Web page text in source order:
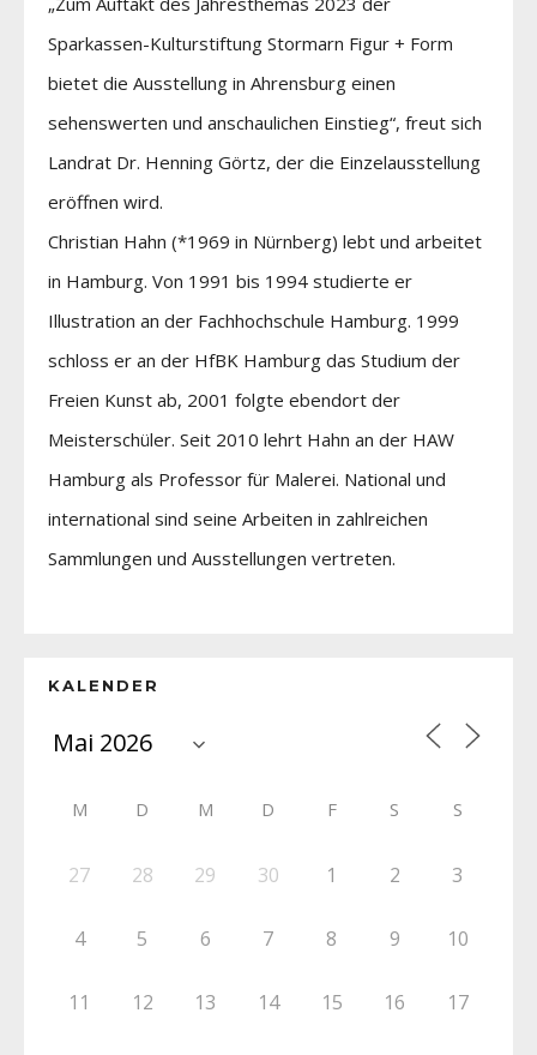
Sparkassen-Kulturstiftung Stormarn Figur + Form
bietet die Ausstellung in Ahrensburg einen
sehenswerten und anschaulichen Einstieg“, freut sich
Landrat Dr. Henning Görtz, der die Einzelausstellung
eröffnen wird.
Christian Hahn (*1969 in Nürnberg) lebt und arbeitet
in Hamburg. Von 1991 bis 1994 studierte er
Illustration an der Fachhochschule Hamburg. 1999
schloss er an der HfBK Hamburg das Studium der
Freien Kunst ab, 2001 folgte ebendort der
Meisterschüler. Seit 2010 lehrt Hahn an der HAW
Hamburg als Professor für Malerei. National und
international sind seine Arbeiten in zahlreichen
Sammlungen und Ausstellungen vertreten.
KALENDER
M D M D F S S
27 28 29 30 1 2 3
4 5 6 7 8 9 10
11 12 13 14 15 16 17